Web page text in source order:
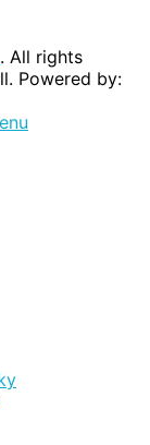
. All rights
Powered by: